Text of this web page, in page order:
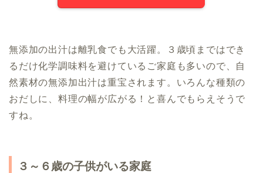
無添加の出汁は離乳食でも大活躍。３歳頃まではでき
るだけ化学調味料を避けているご家庭も多いので、自
然素材の無添加出汁は重宝されます。いろんな種類の
おだしに、料理の幅が広がる！と喜んでもらえそうで
すね。
３～６歳の子供がいる家庭